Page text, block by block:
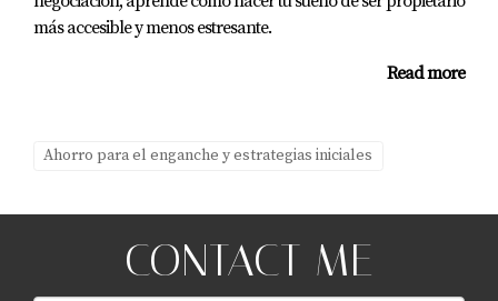
poco de investigación y creatividad, puedes disfrutar
plenamente de tu nueva vida en esta vibrante ciudad sin
comprometer tu estabilidad económica. Si estás listo
las mejores opciones disponibles, no dudes en contactar
Preguntas Frecuentes
más accesible y menos estresante.
Read more
Ahorro para el enganche y estrategias iniciales
CONTACT ME